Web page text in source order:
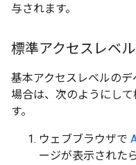
与されます。
標準アクセスレベ
基本アクセスレベルの
場合は、次のようにし
す。
ウェブブラウザで
ージが表示された